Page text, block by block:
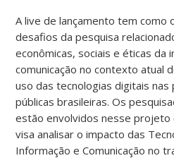
A live de lançamento tem como
desafios da pesquisa
econômicas, sociais e éticas da
comunicação no contexto atual
uso das tecnologias digitais nas
públicas brasileiras. Os
estão envolvidos nesse projeto
visa analisar o impacto das
Informação e Comunicação no